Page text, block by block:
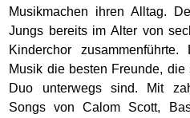
Musikmachen ihren Alltag.
Jungs bereits im Alter von
Kinderchor
Musik die besten Freunde,
Duo unterwegs sind. Mit
Songs von Calom Scott,